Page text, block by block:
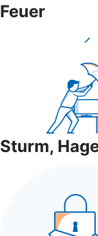
Feuer
Sturm,